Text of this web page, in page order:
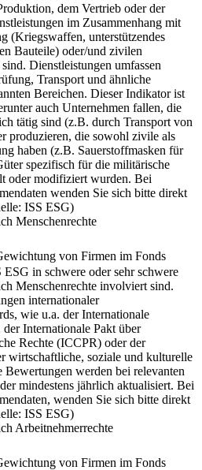
dem Vertrieb oder der
im Zusammenhang mit
(Kriegswaffen, unterstützendes
Bauteile) oder/und zivilen
Dienstleistungen umfassen
Transport und ähnliche
Bereichen. Dieser Indikator ist
auch Unternehmen fallen, die
tätig sind (z.B. durch Transport von
produzieren, die sowohl zivile als
haben (z.B. Sauerstoffmasken für
spezifisch für die militärische
oder modifiziert wurden. Bei
wenden Sie sich bitte direkt
ISS ESG)
Menschenrechte
von Firmen im Fonds
in schwere oder sehr schwere
Menschenrechte involviert sind.
internationaler
wie u.a. der Internationale
der Internationale Pakt über
Rechte (ICCPR) oder der
wirtschaftliche, soziale und kulturelle
werden bei relevanten
mindestens jährlich aktualisiert. Bei
wenden Sie sich bitte direkt
ISS ESG)
Arbeitnehmerrechte
von Firmen im Fonds